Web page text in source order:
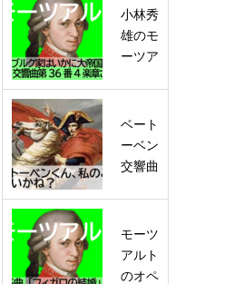
小林秀
雄のモ
ーツア
ツァル
トのか
なし
ベート
ーベン
交響曲
雄』表
紙。
「ボナ
モーツ
アルト
のオペ